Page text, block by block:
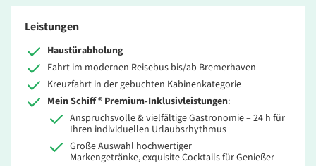
Leistungen
Haustürabholung
Fahrt im modernen Reisebus bis/ab Bremerhaven
Kreuzfahrt in der gebuchten Kabinenkategorie
Mein Schiff ® Premium-Inklusivleistungen:
Anspruchsvolle & vielfältige Gastronomie – 24 h für
Ihren individuellen Urlaubsrhythmus
Große Auswahl hochwertiger
Markengetränke, exquisite Cocktails für Genießer